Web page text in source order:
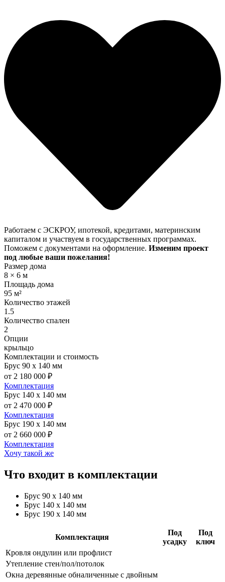
Работаем с ЭСКРОУ, ипотекой, кредитами, материнским
капиталом и участвуем в государственных программах.
Поможем с документами на оформление. Изменим проект
под любые ваши пожелания!
Размер дома
8 × 6 м
Площадь дома
95 м²
Количество этажей
1.5
Количество спален
2
Опции
крыльцо
Комплектации и стоимость
Брус 90 х 140 мм
от 2 180 000 ₽
Комплектация
Брус 140 х 140 мм
от 2 470 000 ₽
Комплектация
Брус 190 х 140 мм
от 2 660 000 ₽
Комплектация
Хочу такой же
Что входит в комплектации
Брус 90 х 140 мм
Брус 140 х 140 мм
Брус 190 х 140 мм
Комплектация
Под
усадку
Под
ключ
Кровля ондулин или профлист
Утепление стен/пол/потолок
Окна деревянные обналиченные с двойным